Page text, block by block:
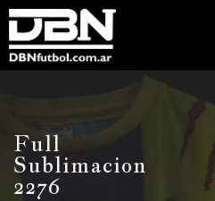
Full
Sublimacion
2276